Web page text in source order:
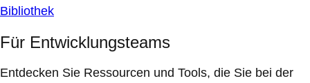
Bibliothek
Für Entwicklungsteams
Entdecken Sie Ressourcen und Tools, die Sie bei der